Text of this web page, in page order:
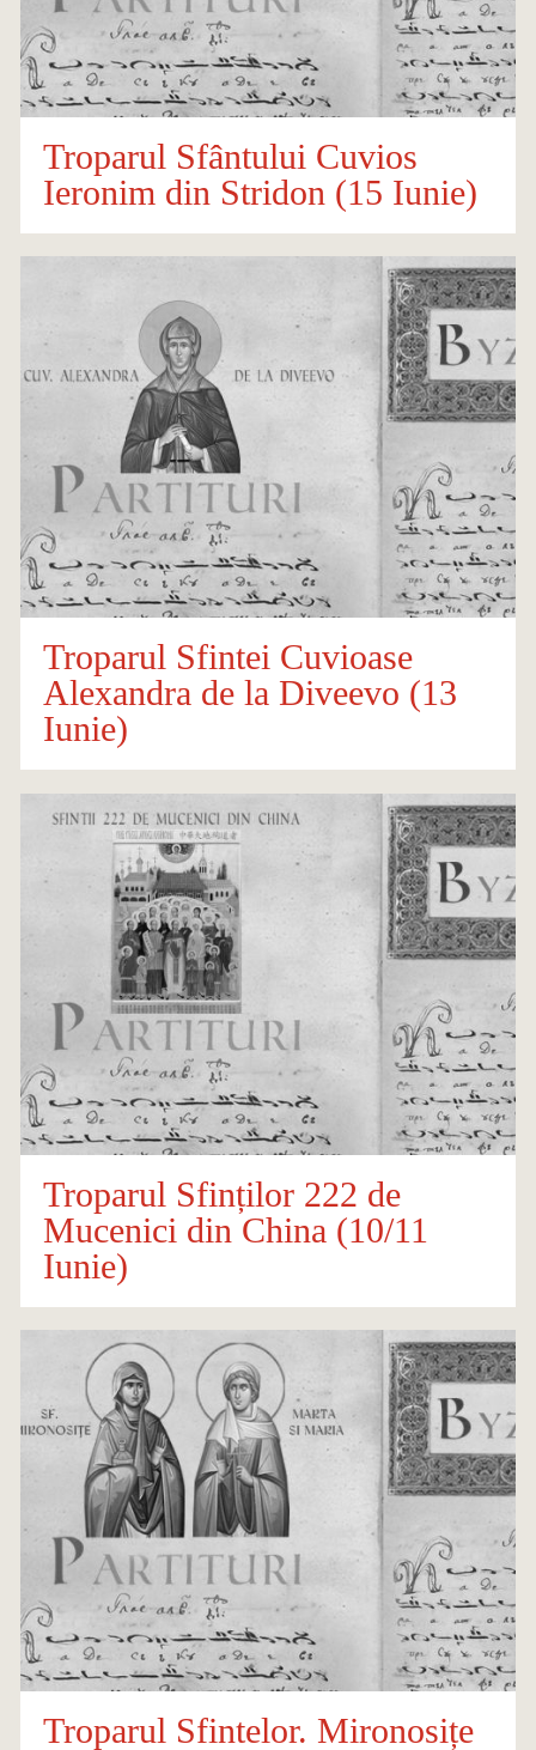
Troparul Sfântului Cuvios
Ieronim din Stridon (15 Iunie)
Troparul Sfintei Cuvioase
Alexandra de la Diveevo (13
Iunie)
Troparul Sfinților 222 de
Mucenici din China (10/11
Iunie)
Troparul Sfintelor. Mironosițe